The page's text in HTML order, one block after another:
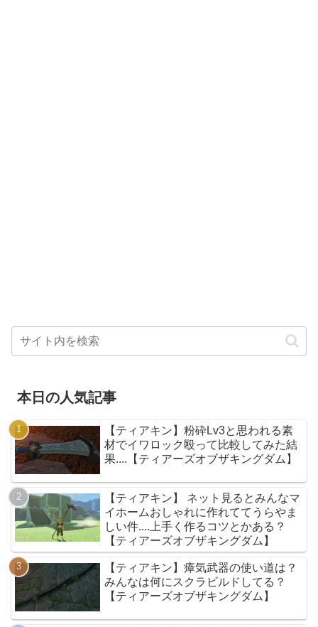
本日の人気記事
【ティアキン】粉砕Lv3と思われる素
材でイワロック殴って比較してみた結
果....【ティアーズオブザキングダム】
【ティアキン】 ネット見るとみんなマ
イホームおしゃれに作れててうらやま
しい件....上手く作るコツとかある？
【ティアーズオブザキングダム】
【ティアキン】瘴気武器の使い道は？
みんなは何にスクラビルドしてる？
【ティアーズオブザキングダム】